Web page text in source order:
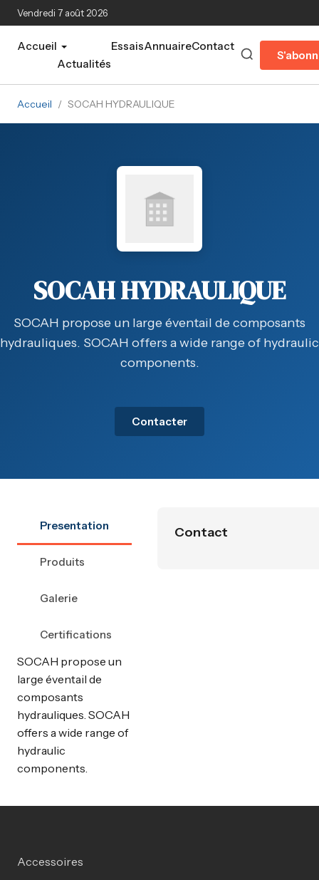
Aller au contenu principal
Vendredi 7 août 2026
Accueil
Actualités
EssaisAnnuaireContact
Accueil / SOCAH HYDRAULIQUE
SOCAH HYDRAULIQUE
SOCAH propose un large éventail de composants
hydrauliques. SOCAH offers a wide range of hydraulic
components.
Contacter
Presentation
Produits
Galerie
Certifications
SOCAH propose un
large éventail de
composants
hydrauliques. SOCAH
offers a wide range of
hydraulic
components.
Contact
Accessoires